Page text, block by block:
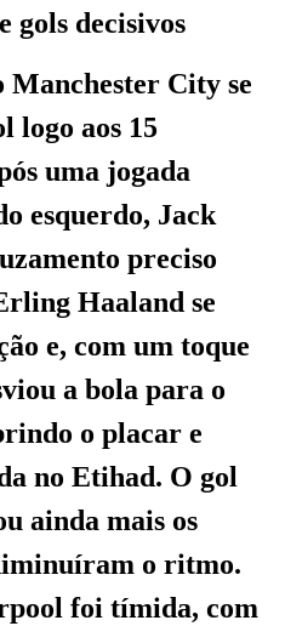
gols decisivos
City se
logo aos 15
uma jogada
esquerdo, Jack
preciso
Haaland se
e, com um toque
a bola para o
o placar e
no Etihad. O gol
ainda mais os
o ritmo.
foi tímida, com